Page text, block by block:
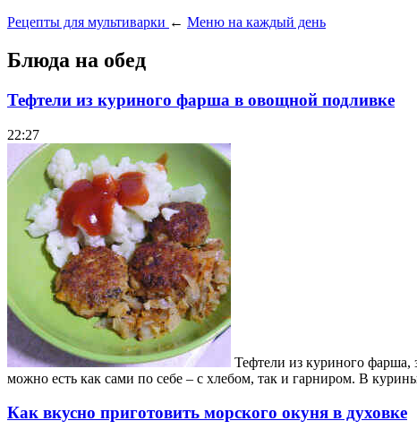
Рецепты для мультиварки ← Меню на каждый день
Блюда на обед
Тефтели из куриного фарша в овощной подливке
22:27
Тефтели из куриного
можно есть как сами по себе – с хлебом, так и гарниром. В
Как вкусно приготовить морского окуня в духовке